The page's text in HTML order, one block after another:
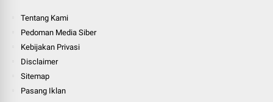
Tentang Kami
Pedoman Media Siber
Kebijakan Privasi
Disclaimer
Sitemap
Pasang Iklan